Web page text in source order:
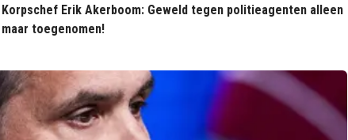
Korpschef Erik Akerboom: Geweld tegen politieagenten alleen
maar toegenomen!